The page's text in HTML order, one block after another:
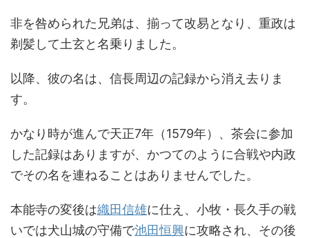
非を咎められた兄弟は、揃って改易となり、重政は
剃髪して土玄と名乗りました。
以降、彼の名は、信長周辺の記録から消え去りま
す。
かなり時が進んで天正7年（1579年）、茶会に参加
した記録はありますが、かつてのように合戦や内政
でその名を連ねることはありませんでした。
本能寺の変後は織田信雄に仕え、小牧・長久手の戦
いでは犬山城の守備で池田恒興に攻略され、その後